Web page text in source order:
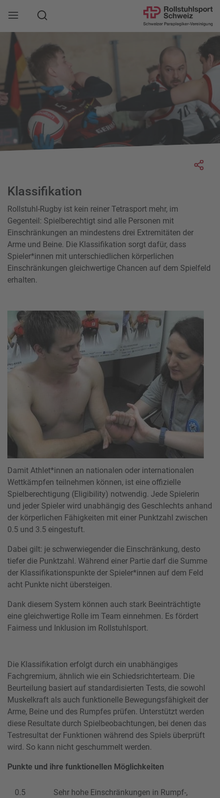
Mobile Navigation öffnen
Suche
Klassifikation
Rollstuhl-Rugby ist kein reiner Tetrasport mehr, im
Gegenteil: Spielberechtigt sind alle Personen mit
Einschränkungen an mindestens drei Extremitäten der
Arme und Beine. Die Klassifikation sorgt dafür, dass
Spieler*innen mit unterschiedlichen körperlichen
Einschränkungen gleichwertige Chancen auf dem Spielfeld
erhalten.
Damit Athlet*innen an nationalen oder internationalen
Wettkämpfen teilnehmen können, ist eine offizielle
Spielberechtigung (Eligibility) notwendig. Jede Spielerin
und jeder Spieler wird unabhängig des Geschlechts anhand
der körperlichen Fähigkeiten mit einer Punktzahl zwischen
0.5 und 3.5 eingestuft.
Dabei gilt: je schwerwiegender die Einschränkung, desto
tiefer die Punktzahl. Während einer Partie darf die Summe
der Klassifikationspunkte der Spieler*innen auf dem Feld
acht Punkte nicht übersteigen.
Dank diesem System können auch stark Beeinträchtigte
eine gleichwertige Rolle im Team einnehmen. Es fördert
Fairness und Inklusion im Rollstuhlsport.
Die Klassifikation erfolgt durch ein unabhängiges
Fachgremium, ähnlich wie ein Schiedsrichterteam. Die
Beurteilung basiert auf standardisierten Tests, die sowohl
Muskelkraft als auch funktionelle Bewegungsfähigkeit der
Arme, Beine und des Rumpfes prüfen. Unterstützt werden
diese Resultate durch Spielbeobachtungen, bei denen das
Testresultat der Funktionen während des Spiels überprüft
wird. So kann nicht geschummelt werden.
Punkte und ihre funktionellen Möglichkeiten
0.5
Sehr hohe Einschränkungen in Rumpf-,